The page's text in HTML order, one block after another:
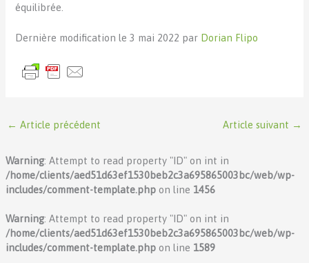
équilibrée.
Dernière modification le 3 mai 2022 par Dorian Flipo
← Article précédent Article suivant →
Warning: Attempt to read property "ID" on int in
/home/clients/aed51d63ef1530beb2c3a695865003bc/web/wp-
includes/comment-template.phpon line 1456
Warning: Attempt to read property "ID" on int in
/home/clients/aed51d63ef1530beb2c3a695865003bc/web/wp-
includes/comment-template.phpon line 1589